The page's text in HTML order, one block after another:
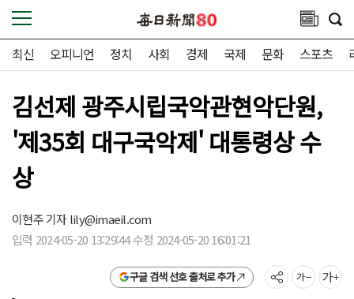
최신 오피니언 정치 사회 경제 국제 문화 스포츠
김선제 광주시립국악관현악단원,
'제35회 대구국악제' 대통령상 수
상
이현주 기자lily@imaeil.com
입력 2024-05-20 13:29:44 수정 2024-05-20 16:01:21
구글 검색 선호 출처로 추가